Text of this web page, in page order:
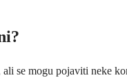
se mogu pojaviti neke